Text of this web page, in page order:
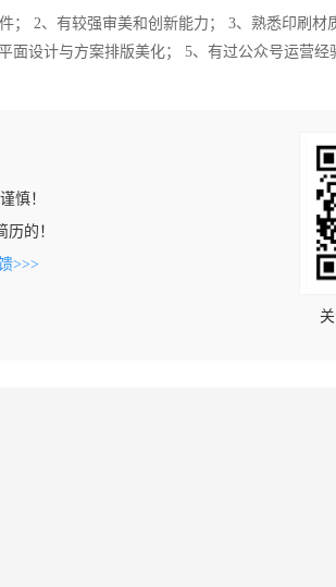
； 2、有较强审美和创新能力； 3、熟悉印刷
设计与方案排版美化； 5、有过公众号运营经
慎！
历的！
>>>